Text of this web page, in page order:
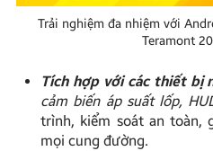
Trải nghiệm đa nhiệm với
Teramont
Tích hợp với các thiết bị
cảm biến áp suất lốp,
trình, kiểm soát an toàn,
mọi cung đường.